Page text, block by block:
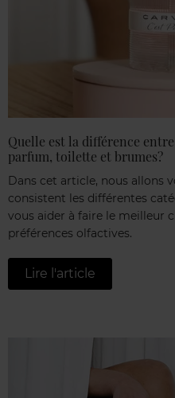
Quelle est la différence
parfum, toilette et brumes?
Dans cet article, nous allons
consistent les différentes
vous aider à faire le meilleur
préférences olfactives.
Lire l'article